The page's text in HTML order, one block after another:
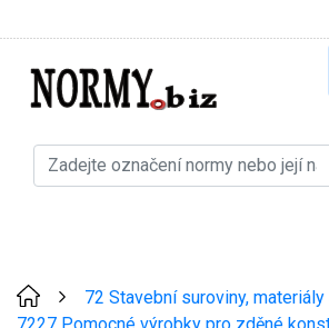
72 Stavební suroviny,
7227 Pomocné výrobky pro zděné